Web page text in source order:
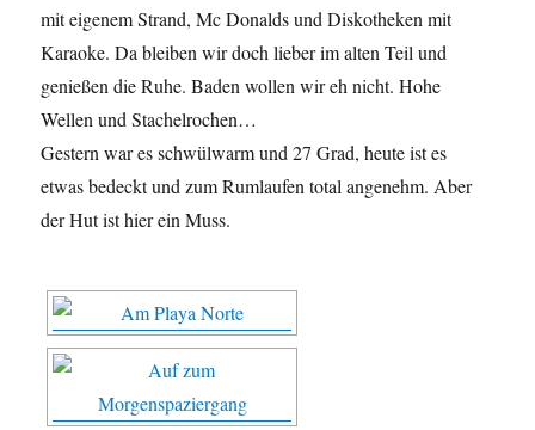
mit eigenem Strand, Mc Donalds und Diskotheken mit
Karaoke. Da bleiben wir doch lieber im alten Teil und
genießen die Ruhe. Baden wollen wir eh nicht. Hohe
Wellen und Stachelrochen…
Gestern war es schwülwarm und 27 Grad, heute ist es
etwas bedeckt und zum Rumlaufen total angenehm. Aber
der Hut ist hier ein Muss.